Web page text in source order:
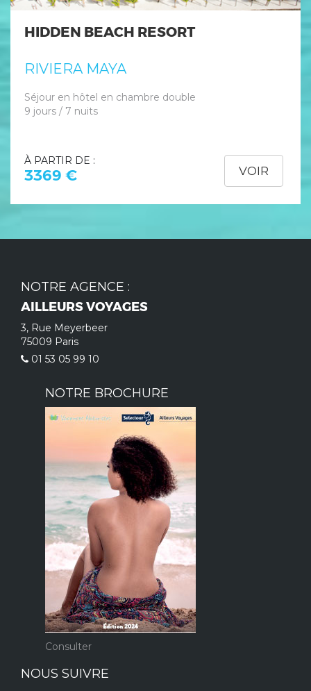
HIDDEN BEACH RESORT
RIVIERA MAYA
Séjour en hôtel en chambre double
9 jours / 7 nuits
À PARTIR DE :
3369 € VOIR
NOTRE AGENCE :
AILLEURS VOYAGES
3, Rue Meyerbeer
75009 Paris
01 53 05 99 10
NOTRE BROCHURE
Consulter
NOUS SUIVRE